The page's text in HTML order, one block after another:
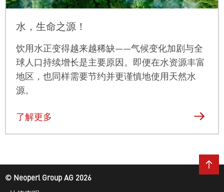
水，生命之源！
饮用水正变得越来越稀缺——气候变化加剧与全
球人口持续增长是主要原因。即便在水资源丰富
地区，也同样需要节约并更谨慎地使用天然水
源。
了解更多
© Neoperl Group AG 2026